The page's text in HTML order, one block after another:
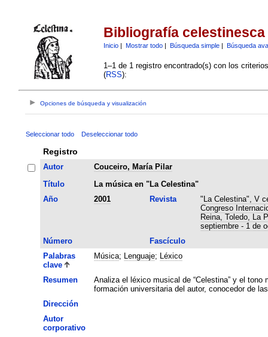
Bibliografía celestinesca
Inicio| Mostrar todo| Búsqueda simple| Búsqueda
1–1 de 1 registro encontrado(s) con los
(RSS):
Opciones de búsqueda y visualización
Seleccionar todo Deseleccionar todo
Registro
Autor
Couceiro, María Pilar
Título
La música en "La Celestina"
Año
2001 Revista
"La Celestina", V
Congreso
Reina, Toledo, La
septiembre - 1 de
Número
Fascículo
Palabras
clave
Música; Lenguaje; Léxico
Resumen
Analiza el léxico musical de “Celestina” y el
formación universitaria del autor, conocedor de
Dirección
Autor
corporativo